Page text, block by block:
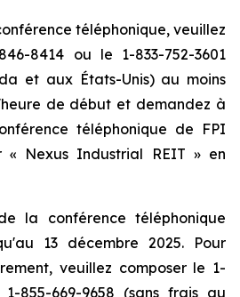
téléphonique, veuillez
8414 ou le 1-833-752-3601
et aux États-Unis) au moins
de début et demandez à
téléphonique de FPI
« Nexus Industrial REIT » en
la conférence téléphonique
13 décembre 2025. Pour
veuillez composer le 1-
855-669-9658 (sans frais au